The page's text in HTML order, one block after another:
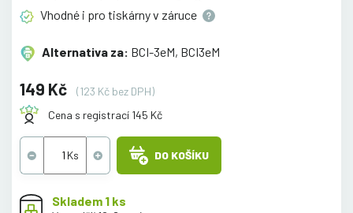
Vhodné i pro tiskárny v záruce
Alternativa za: BCI-3eM, BCI3eM
149 Kč
(123 Kč bez DPH)
Cena s registrací 145 Kč
DO KOŠÍKU
Skladem 1 ks